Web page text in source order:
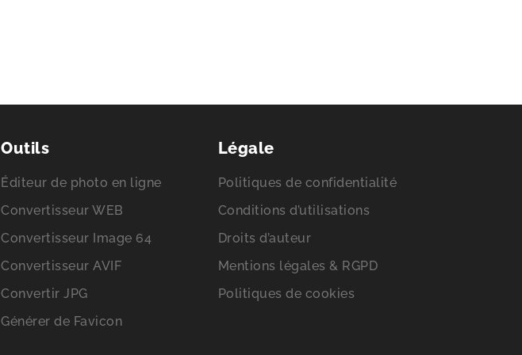
Outils
Éditeur de photo en ligne
Convertisseur WEB
Convertisseur Image 64
Convertisseur AVIF
Convertir JPG
Générer de Favicon
Légale
Politiques de confidentialité
Conditions d’utilisations
Droits d’auteur
Mentions légales & RGPD
Politiques de cookies